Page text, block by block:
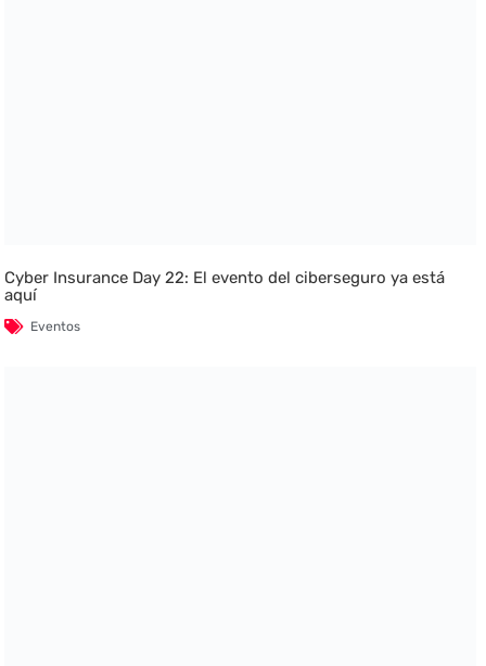
Cyber Insurance Day 22: El evento del ciberseguro ya está
aquí
Eventos